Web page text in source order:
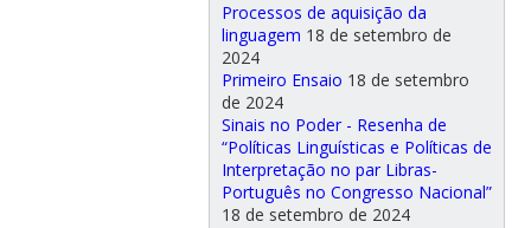
Processos de aquisição da
linguagem 18 de setembro de
2024
Primeiro Ensaio 18 de setembro
de 2024
Sinais no Poder - Resenha de
“Políticas Linguísticas e Políticas de
Interpretação no par Libras-
Português no Congresso Nacional”
18 de setembro de 2024